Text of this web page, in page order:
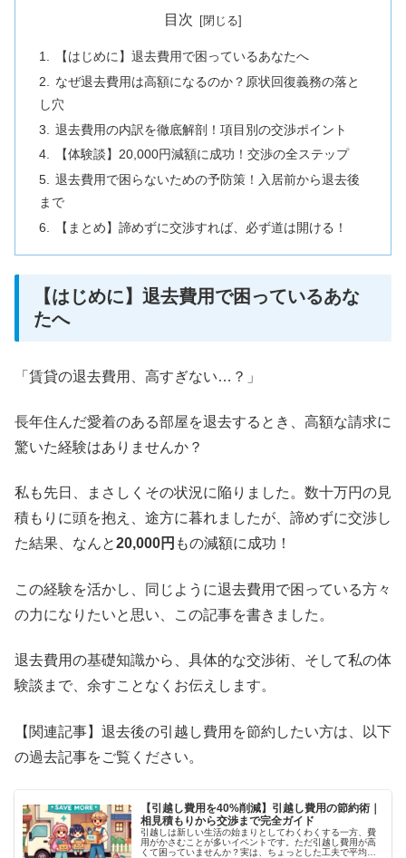
目次
【はじめに】退去費用で困っているあなたへ
なぜ退去費用は高額になるのか？原状回復義務の落と
し穴
退去費用の内訳を徹底解剖！項目別の交渉ポイント
【体験談】20,000円減額に成功！交渉の全ステップ
退去費用で困らないための予防策！入居前から退去後
まで
【まとめ】諦めずに交渉すれば、必ず道は開ける！
【はじめに】退去費用で困っているあな
たへ
「賃貸の退去費用、高すぎない…？」
長年住んだ愛着のある部屋を退去するとき、高額な請求に
驚いた経験はありませんか？
私も先日、まさしくその状況に陥りました。数十万円の見
積もりに頭を抱え、途方に暮れましたが、諦めずに交渉し
た結果、なんと20,000円 もの減額に成功！
この経験を活かし、同じように退去費用で困っている方々
の力になりたいと思い、この記事を書きました。
退去費用の基礎知識から、具体的な交渉術、そして私の体
験談まで、余すことなくお伝えします。
【関連記事】退去後の引越し費用を節約したい方は、以下
の過去記事をご覧ください。
【引越し費用を40%削減】引越し費用の節約術｜
相見積もりから交渉まで完全ガイド
引越しは新しい生活の始まりとしてわくわくする一方、費
用がかさむことが多いイベントです。ただ引越し費用が高
くて困っていませんか？実は、ちょっとした工夫で平均